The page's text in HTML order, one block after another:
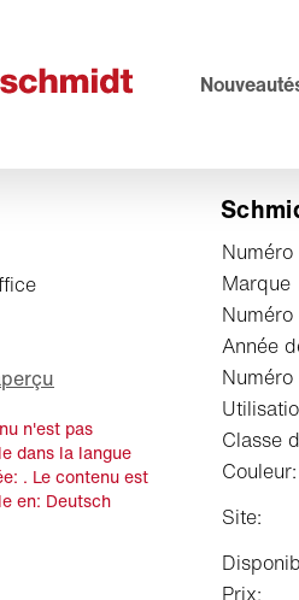
n'est pas
dans la langue
. Le contenu est
en: Deutsch
Marque
Année
Classe
Couleur:
Site:
Prix: